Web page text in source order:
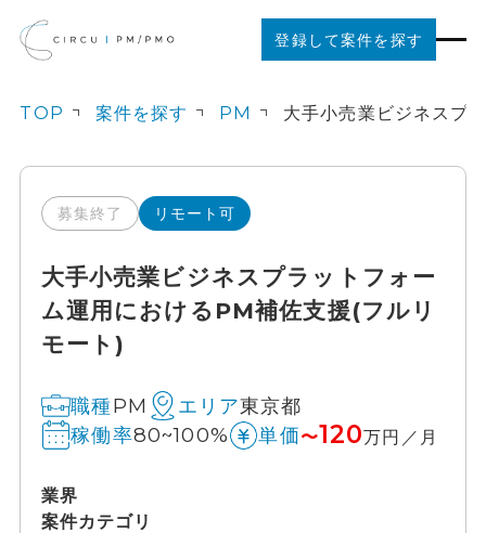
登録して案件を探す
ご利用の流れ
お役立ちコンテンツ
法人の方はこちら
TOP 案件を探す PM
募集終了 リモート可
大手小売業ビジネスプラットフォー
ム運用におけるPM補佐支援(フルリ
モート)
職種PM エリア東京都
稼働率80~100% 単価〜120万円／月
業界
案件カテゴリ